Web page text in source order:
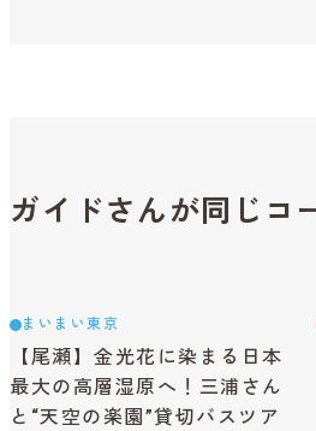
ガイドさんが同じコ
まいまい東京
【尾瀬】金光花に染まる日本
最大の高層湿原へ！三浦さん
と“天空の楽園”貸切バスツア